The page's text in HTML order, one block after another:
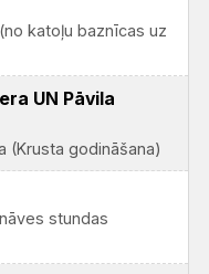
katoļu baznīcas uz
UN Pāvila
(Krusta godināšana)
stundas